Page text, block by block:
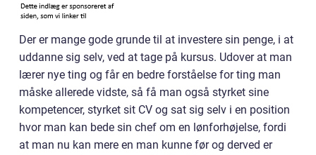
Der er mange gode grunde til at investere sin penge, i at
uddanne sig selv, ved at tage på kursus. Udover at man
lærer nye ting og får en bedre forståelse for ting man
måske allerede vidste, så få man også styrket sine
kompetencer, styrket sit CV og sat sig selv i en position
hvor man kan bede sin chef om en lønforhøjelse, fordi
at man nu kan mere en man kunne før og derved er